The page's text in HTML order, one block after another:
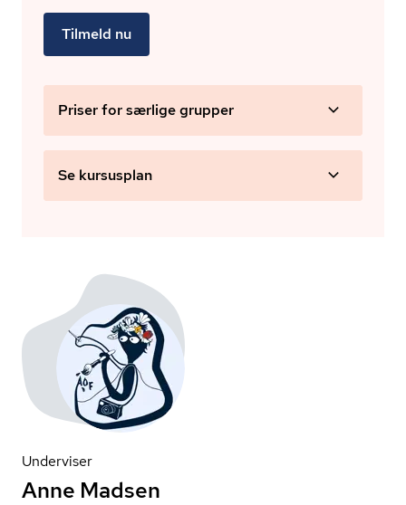
Tilmeld nu
Priser for særlige grupper
Se kursusplan
Underviser
Anne Madsen